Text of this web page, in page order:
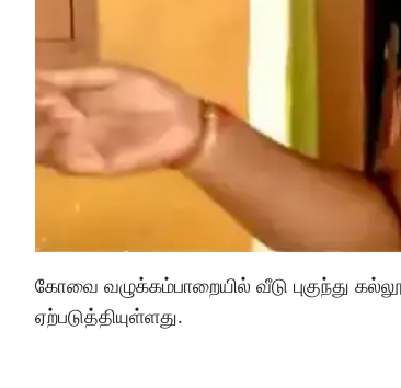
கோவை வழுக்கம்பாறையில் வீடு புகுந்து
ஏற்படுத்தியுள்ளது.